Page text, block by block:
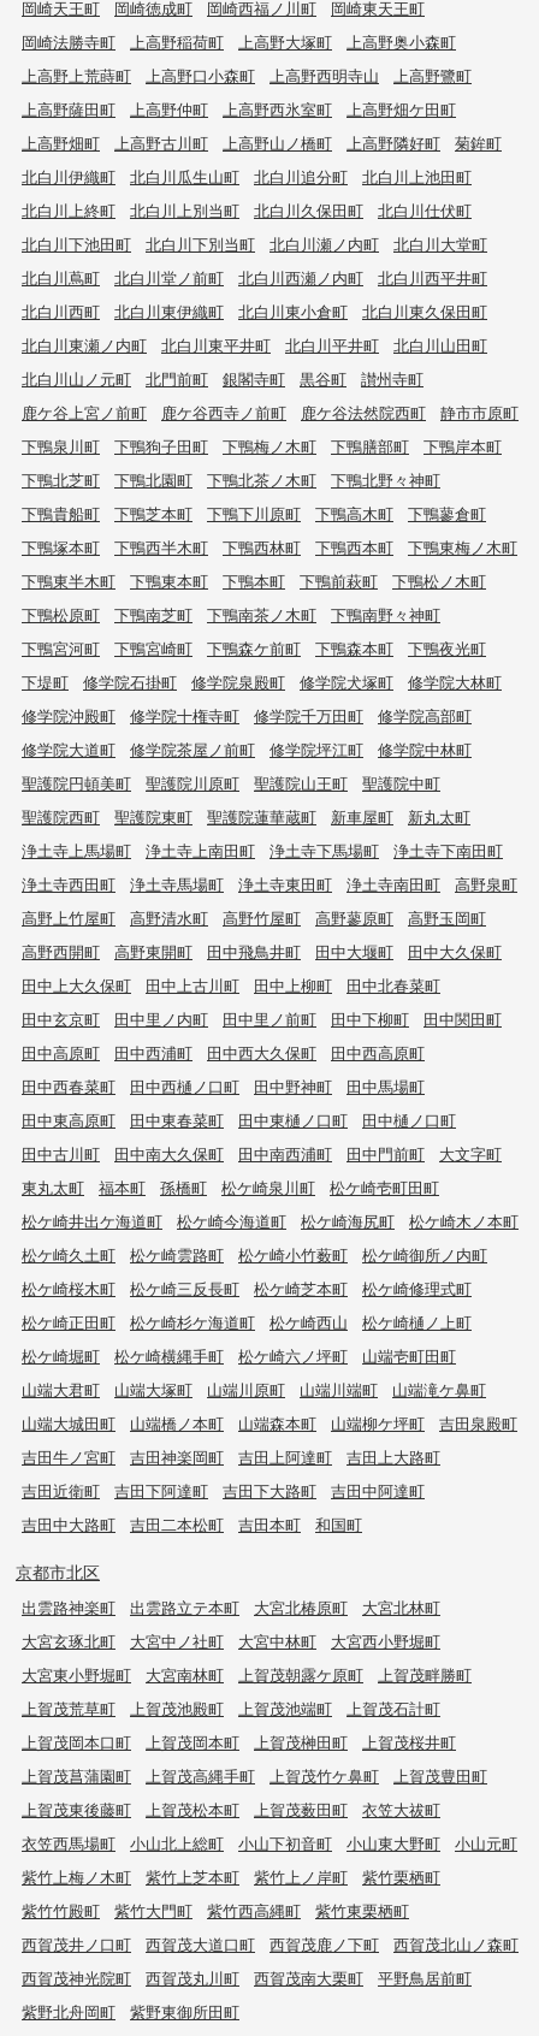
岡崎天王町 岡崎徳成町 岡崎西福ノ川町
岡崎東天王町
岡崎法勝寺町
上高野稲荷町 上高野大塚町
上高野奥小森町
上高野上荒蒔町
上高野口小森町 上高野西明寺山
上高野鷺町
上高野薩田町
上高野仲町 上高野西氷室町
上高野畑ケ田町
上高野畑町
上高野古川町 上高野山ノ橋町 上高野隣好町
菊鉾町
北白川伊織町
北白川瓜生山町 北白川追分町
北白川上池田町
北白川上終町
北白川上別当町 北白川久保田町
北白川仕伏町
北白川下池田町
北白川下別当町 北白川瀬ノ内町
北白川大堂町
北白川蔦町
北白川堂ノ前町 北白川西瀬ノ内町
北白川西平井町
北白川西町
北白川東伊織町 北白川東小倉町
北白川東久保田町
北白川東瀬ノ内町
北白川東平井町 北白川平井町
北白川山田町
北白川山ノ元町
北門前町 銀閣寺町 黒谷町
讃州寺町
鹿ケ谷上宮ノ前町
鹿ケ谷西寺ノ前町 鹿ケ谷法然院西町
静市市原町
下鴨泉川町
下鴨狗子田町 下鴨梅ノ木町 下鴨膳部町
下鴨岸本町
下鴨北芝町
下鴨北園町 下鴨北茶ノ木町
下鴨北野々神町
下鴨貴船町
下鴨芝本町 下鴨下川原町 下鴨高木町
下鴨蓼倉町
下鴨塚本町
下鴨西半木町 下鴨西林町 下鴨西本町
下鴨東梅ノ木町
下鴨東半木町
下鴨東本町 下鴨本町 下鴨前萩町
下鴨松ノ木町
下鴨松原町
下鴨南芝町 下鴨南茶ノ木町
下鴨南野々神町
下鴨宮河町
下鴨宮崎町 下鴨森ケ前町 下鴨森本町
下鴨夜光町
下堤町
修学院石掛町 修学院泉殿町 修学院犬塚町
修学院大林町
修学院沖殿町
修学院十権寺町 修学院千万田町
修学院高部町
修学院大道町
修学院茶屋ノ前町 修学院坪江町
修学院中林町
聖護院円頓美町
聖護院川原町 聖護院山王町
聖護院中町
聖護院西町
聖護院東町 聖護院蓮華蔵町 新車屋町
新丸太町
浄土寺上馬場町
浄土寺上南田町 浄土寺下馬場町
浄土寺下南田町
浄土寺西田町
浄土寺馬場町 浄土寺東田町 浄土寺南田町
高野泉町
高野上竹屋町
高野清水町 高野竹屋町 高野蓼原町
高野玉岡町
高野西開町
高野東開町 田中飛鳥井町 田中大堰町
田中大久保町
田中上大久保町
田中上古川町 田中上柳町
田中北春菜町
田中玄京町
田中里ノ内町 田中里ノ前町 田中下柳町
田中関田町
田中高原町
田中西浦町 田中西大久保町
田中西高原町
田中西春菜町
田中西樋ノ口町 田中野神町
田中馬場町
田中東高原町
田中東春菜町 田中東樋ノ口町
田中樋ノ口町
田中古川町
田中南大久保町 田中南西浦町 田中門前町
大文字町
東丸太町
福本町 孫橋町 松ケ崎泉川町
松ケ崎壱町田町
松ケ崎井出ケ海道町
松ケ崎今海道町 松ケ崎海尻町
松ケ崎木ノ本町
松ケ崎久土町
松ケ崎雲路町 松ケ崎小竹薮町
松ケ崎御所ノ内町
松ケ崎桜木町
松ケ崎三反長町 松ケ崎芝本町
松ケ崎修理式町
松ケ崎正田町
松ケ崎杉ケ海道町 松ケ崎西山
松ケ崎樋ノ上町
松ケ崎堀町
松ケ崎横縄手町 松ケ崎六ノ坪町
山端壱町田町
山端大君町
山端大塚町 山端川原町 山端川端町
山端滝ケ鼻町
山端大城田町
山端橋ノ本町 山端森本町 山端柳ケ坪町
吉田泉殿町
吉田牛ノ宮町
吉田神楽岡町 吉田上阿達町
吉田上大路町
吉田近衛町
吉田下阿達町 吉田下大路町
吉田中阿達町
吉田中大路町
吉田二本松町 吉田本町 和国町
京都市北区
出雲路神楽町 出雲路立テ本町 大宮北椿原町
大宮北林町
大宮玄琢北町
大宮中ノ社町 大宮中林町
大宮西小野堀町
大宮東小野堀町
大宮南林町 上賀茂朝露ケ原町
上賀茂畔勝町
上賀茂荒草町
上賀茂池殿町 上賀茂池端町
上賀茂石計町
上賀茂岡本口町
上賀茂岡本町 上賀茂榊田町
上賀茂桜井町
上賀茂菖蒲園町
上賀茂高縄手町 上賀茂竹ケ鼻町
上賀茂豊田町
上賀茂東後藤町
上賀茂松本町 上賀茂薮田町
衣笠大祓町
衣笠西馬場町
小山北上総町 小山下初音町 小山東大野町
小山元町
紫竹上梅ノ木町
紫竹上芝本町 紫竹上ノ岸町
紫竹栗栖町
紫竹竹殿町
紫竹大門町 紫竹西高縄町
紫竹東栗栖町
西賀茂井ノ口町
西賀茂大道口町 西賀茂鹿ノ下町
西賀茂北山ノ森町
西賀茂神光院町
西賀茂丸川町 西賀茂南大栗町
平野鳥居前町
紫野北舟岡町
紫野東御所田町